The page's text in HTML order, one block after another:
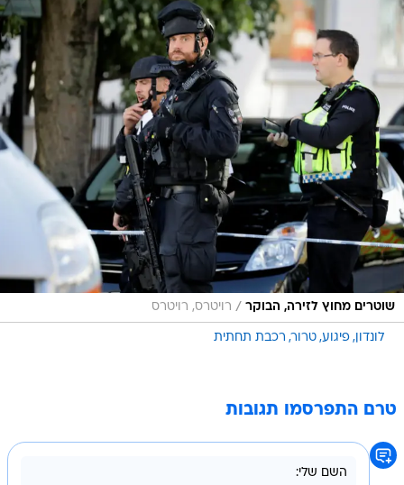
שוטרים מחוץ לזירה, הבוקר / רויטרס, רויטרס
לונדון פיגוע טרור רכבת תחתית
טרם התפרסמו תגובות